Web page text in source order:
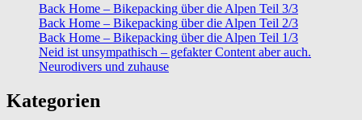
Back Home – Bikepacking über die Alpen Teil 3/3
Back Home – Bikepacking über die Alpen Teil 2/3
Back Home – Bikepacking über die Alpen Teil 1/3
Neid ist unsympathisch – gefakter Content aber auch.
Neurodivers und zuhause
Kategorien